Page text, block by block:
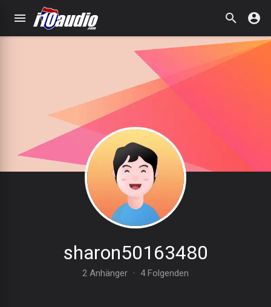
sharon50163480
2 Anhänger · 4 Folgenden